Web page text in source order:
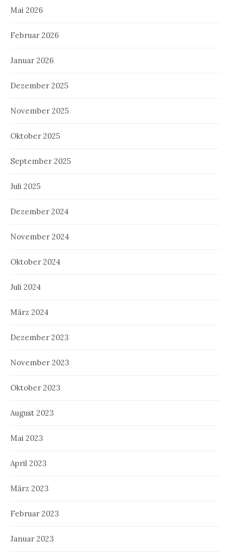
Mai 2026
Februar 2026
Januar 2026
Dezember 2025
November 2025
Oktober 2025
September 2025
Juli 2025
Dezember 2024
November 2024
Oktober 2024
Juli 2024
März 2024
Dezember 2023
November 2023
Oktober 2023
August 2023
Mai 2023
April 2023
März 2023
Februar 2023
Januar 2023